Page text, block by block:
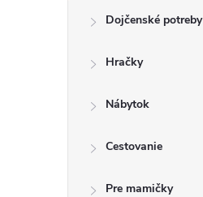
Dojčenské potreby
Hračky
Nábytok
Cestovanie
Pre mamičky